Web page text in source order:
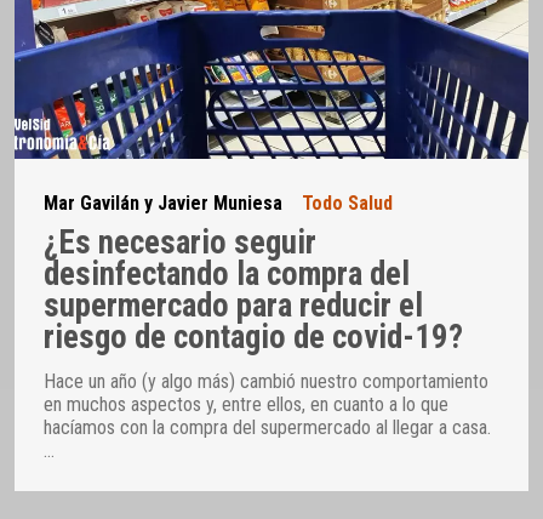
Mar Gavilán y Javier Muniesa Todo Salud
¿Es necesario seguir
desinfectando la compra del
supermercado para reducir el
riesgo de contagio de covid-19?
Hace un año (y algo más) cambió nuestro comportamiento
en muchos aspectos y, entre ellos, en cuanto a lo que
hacíamos con la compra del supermercado al llegar a casa.
…